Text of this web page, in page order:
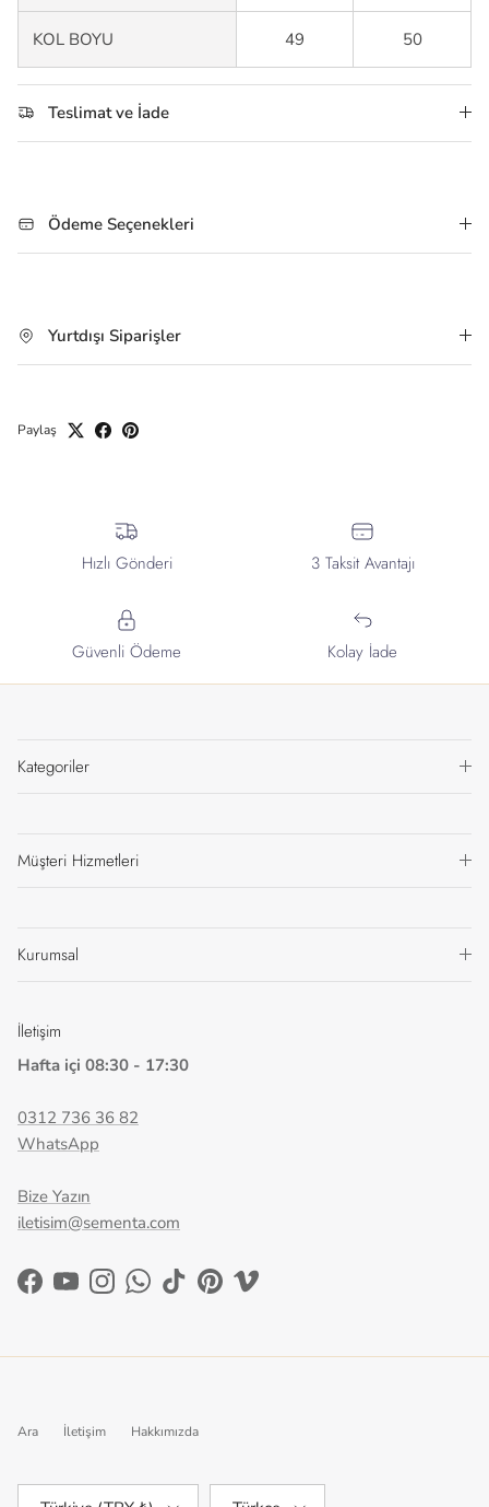
KOL BOYU 49 50
Teslimat ve İade
Ödeme Seçenekleri
Yurtdışı Siparişler
Paylaş
Hızlı Gönderi 3 Taksit Avantajı
Güvenli Ödeme Kolay İade
Kategoriler
Müşteri Hizmetleri
Kurumsal
İletişim
Hafta içi 08:30 - 17:30
0312 736 36 82
WhatsApp
Bize Yazın
iletisim@sementa.com
Facebook
YouTubeInstagramWhatsApp
TikTokPinterestVimeo
Ara İletişim Hakkımızda